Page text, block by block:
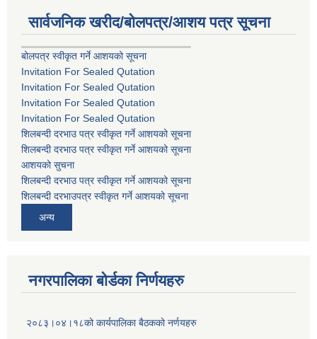
सार्वजनिक खरीद/बोलपत्र/आशय पत्र सूचना
बोलपत्र स्वीकृत गर्ने आशयको सूचना
Invitation For Sealed Qutation
Invitation For Sealed Qutation
Invitation For Sealed Qutation
Invitation For Sealed Qutation
शिलबन्दी दरभाउ पत्र स्वीकृत गर्ने आशयको सूचना
शिलबन्दी दरभाउ पत्र स्वीकृत गर्ने आशयको सूचना
आशयको सुचना
शिलबन्दी दरभाउ पत्र स्वीकृत गर्ने आशयको सूचना
शिलबन्दी दरभाउपत्र स्वीकृत गर्ने आशयको सूचना
अन्य
नगरपालिका बोर्डका निर्णयहरु
२०८३।०४।१८को कार्यपालिका बैठकको नर्णयहरु